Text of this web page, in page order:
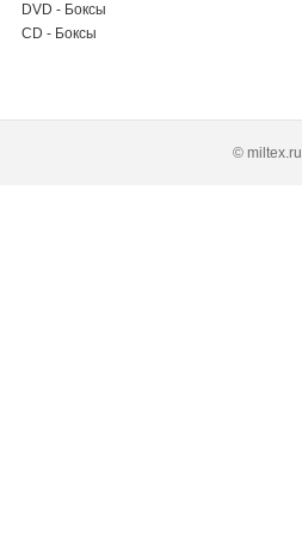
DVD - Боксы
CD - Боксы
© miltex.ru